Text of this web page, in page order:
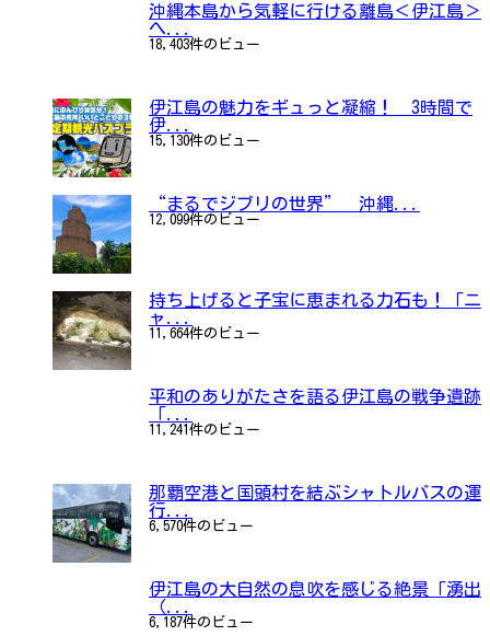
沖縄本島から気軽に行ける離島＜伊江島＞
へ...
18,403件のビュー
伊江島の魅力をギュっと凝縮！ 3時間で
伊...
15,130件のビュー
“まるでジブリの世界” 沖縄...
12,099件のビュー
持ち上げると子宝に恵まれる力石も！「ニ
ャ...
11,664件のビュー
平和のありがたさを語る伊江島の戦争遺跡
「...
11,241件のビュー
那覇空港と国頭村を結ぶシャトルバスの運
行...
6,570件のビュー
伊江島の大自然の息吹を感じる絶景「湧出
（...
6,187件のビュー